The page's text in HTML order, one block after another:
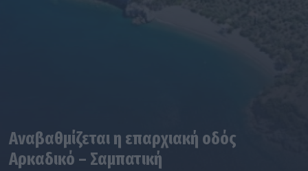
Αναβαθμίζεται η επαρχιακή οδός
Αρκαδικό – Σαμπατική